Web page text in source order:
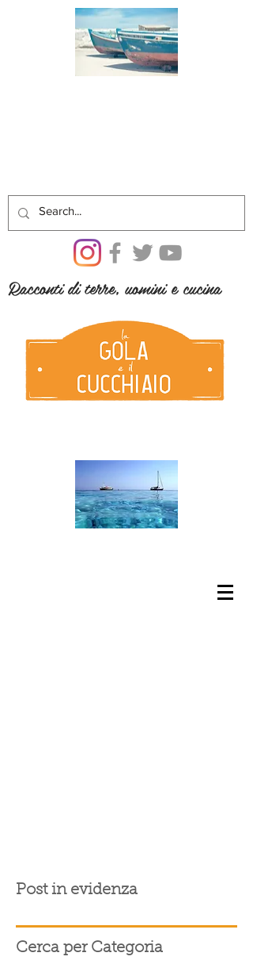
Racconti di terre, uomini e cucina
Post in evidenza
Cerca per Categoria